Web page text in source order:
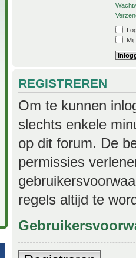
REGISTREREN
Om te kunnen
slechts enkele
op dit forum. De
permissies
regels altijd te